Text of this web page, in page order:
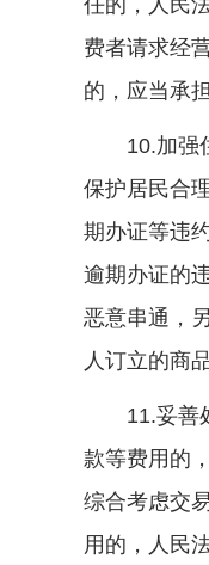
任的，人民
费者请求经
的，应当承
10.加强住
保护居民合
期办证等违
逾期办证的
恶意串通，
人订立的商
11.妥善处
款等费用的
综合考虑交
用的，人民